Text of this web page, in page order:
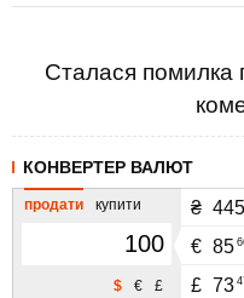
Сталася помилка
КОНВЕРТЕР ВАЛЮТ
продати купити
£
€
$
₴
€ 85
£ 73